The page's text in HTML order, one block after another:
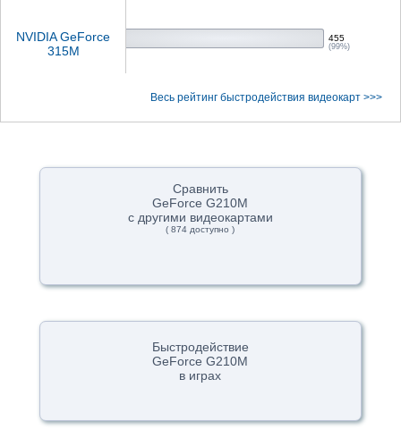
NVIDIA GeForce
315M
455
(99%)
Весь рейтинг быстродействия видеокарт >>>
Сравнить
GeForce G210M
с другими видеокартами
( 874 доступно )
Быстродействие
GeForce G210M
в играх